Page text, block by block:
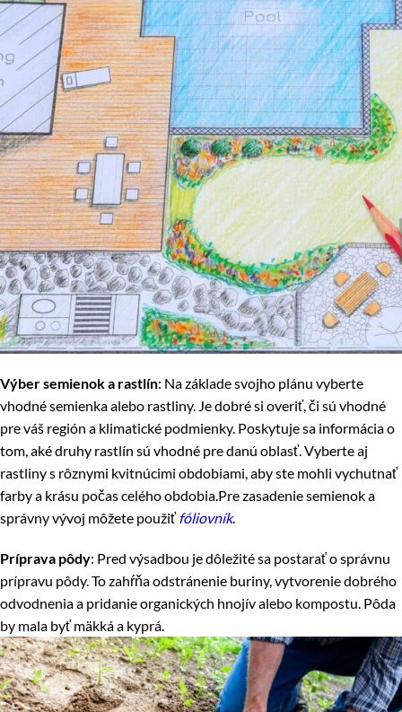
Výber semienok a rastlín: Na základe svojho plánu vyberte
vhodné semienka alebo rastliny. Je dobré si overiť, či sú vhodné
pre váš región a klimatické podmienky. Poskytuje sa informácia o
tom, aké druhy rastlín sú vhodné pre danú oblasť. Vyberte aj
rastliny s rôznymi kvitnúcimi obdobiami, aby ste mohli vychutnať
farby a krásu počas celého obdobia.Pre zasadenie semienok a
správny vývoj môžete použiť fóliovník.
Príprava pôdy: Pred výsadbou je dôležité sa postarať o správnu
prípravu pôdy. To zahŕňa odstránenie buriny, vytvorenie dobrého
odvodnenia a pridanie organických hnojív alebo kompostu. Pôda
by mala byť mäkká a kyprá.